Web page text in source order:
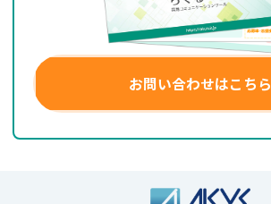
お問い合わせはこちら